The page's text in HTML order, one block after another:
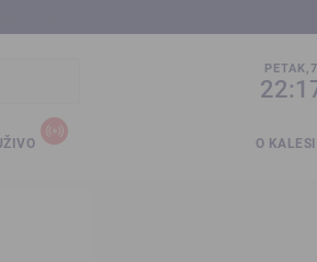
PETAK,7
O